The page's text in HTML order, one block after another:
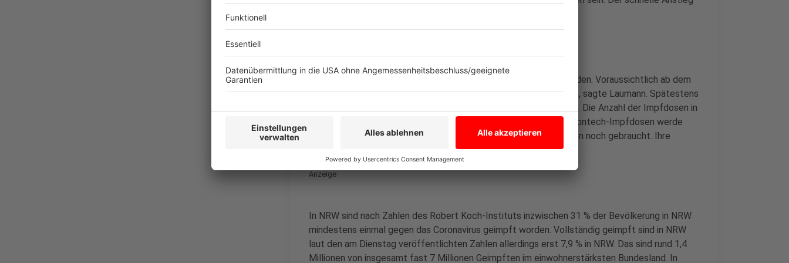
Anfang Juni soll die Impfreihenfolge in den Arztpraxen in NRW enden. Voraussichtlich ab dem
7. Juni würden die Betriebsärzte in die Impfkampagne einbezogen, sagte Laumann. Spätestens
ab diesem Zeitpunkt falle dann die Priorisierung in den Arztpraxen. Die Anzahl der Impfdosen in
den Arztpraxen werde sich deutlich erhöhen. Allein die Zahl der Biontech-Impfdosen werde
sich gegenüber Mai verdoppeln. Aber auch die Impfzentren würden noch gebraucht. Ihre
Finanzierung sei bis einschließlich September gesichert.
Anzeige
In NRW sind nach Zahlen des Robert Koch-Instituts inzwischen 31 % der Bevölkerung in NRW
mindestens einmal gegen das Coronavirus geimpft worden. Vollständig geimpft sind in NRW
laut den am Dienstag veröffentlichten Zahlen allerdings erst 7,9 % in NRW. Das sind rund 1,4
Millionen von insgesamt fast 7 Millionen Geimpften im einwohnerstärksten Bundesland. In